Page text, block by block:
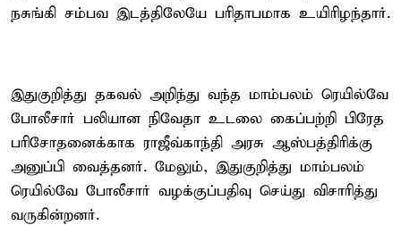
நசுங்கி சம்பவ இடத்திலேயே பரிதாபமாக உயிரிழந்தார்.
இதுகுறித்து தகவல் அறிந்து வந்த மாம்பலம் ரெயில்வே
போலீசார் பலியான நிவேதா உடலை கைப்பற்றி பிரேத
பரிசோதனைக்காக ராஜீவ்காந்தி அரசு ஆஸ்பத்திரிக்கு
அனுப்பி வைத்தனர். மேலும், இதுகுறித்து மாம்பலம்
ரெயில்வே போலீசார் வழக்குப்பதிவு செய்து விசாரித்து
வருகின்றனர்.